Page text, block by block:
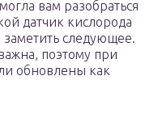
вам разобраться
датчик кислорода
следующее.
поэтому при
обновлены как